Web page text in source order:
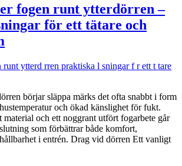
fogen runt ytterdörren –
för ett tätare och
börjar släppa märks det ofta snabbt i form
och ökad känslighet för fukt.
och ett noggrant utfört fogarbete går
som förbättrar både komfort,
i entrén. Drag vid dörren Ett vanligt